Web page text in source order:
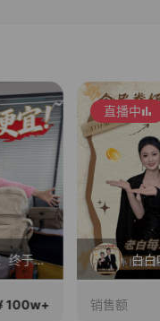
直播中
白白叶
销售额 ¥